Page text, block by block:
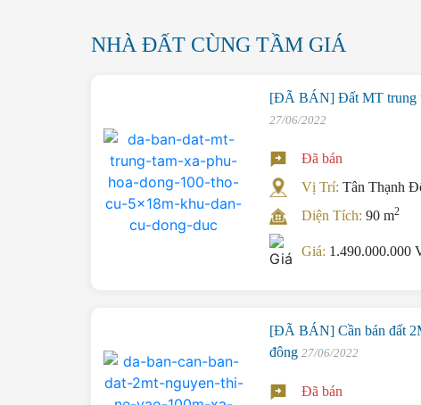
NHÀ ĐẤT CÙNG TẦM GIÁ
[ĐÃ BÁN] Đất MT trung
27/06/2022
Đã bán
Vị Trí:Tân Thạnh
Diện Tích:90 m2
Giá: 1.490.000.000
[ĐÃ BÁN] Cần bán đất
đông 27/06/2022
Đã bán